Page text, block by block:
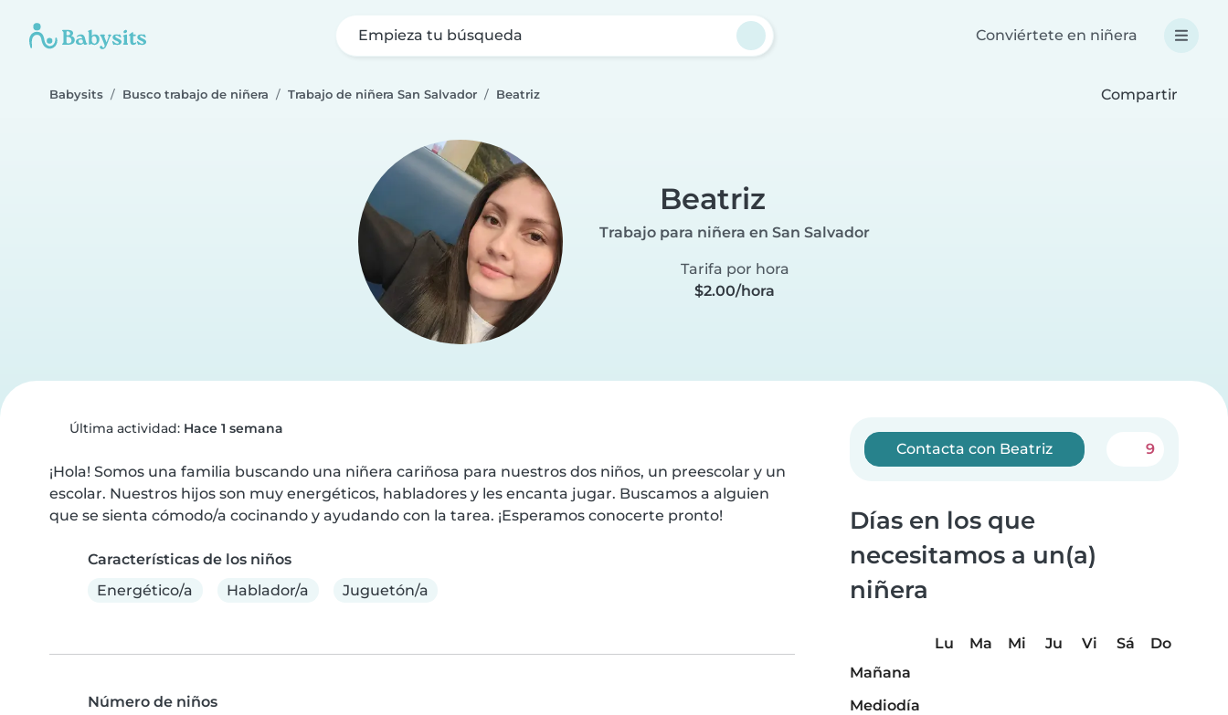
Empieza tu búsqueda Conviértete en niñera
Babysits Busco trabajo de niñera Trabajo de niñera San Salvador Beatriz Compartir
Beatriz
Trabajo para niñera en San Salvador
Tarifa por hora
$2.00/hora
Última actividad: Hace 1 semana
¡Hola! Somos una familia buscando una niñera cariñosa para nuestros dos niños, un preescolar y un
escolar. Nuestros hijos son muy energéticos, habladores y les encanta jugar. Buscamos a alguien
que se sienta cómodo/a cocinando y ayudando con la tarea. ¡Esperamos conocerte pronto!
Características de los niños
Energético/a
Hablador/a Juguetón/a
Número de niños
Contacta con Beatriz 9
Días en los que
necesitamos a un(a)
niñera
Lu Ma Mi Ju Vi Sá
Do
Mañana
Mediodía